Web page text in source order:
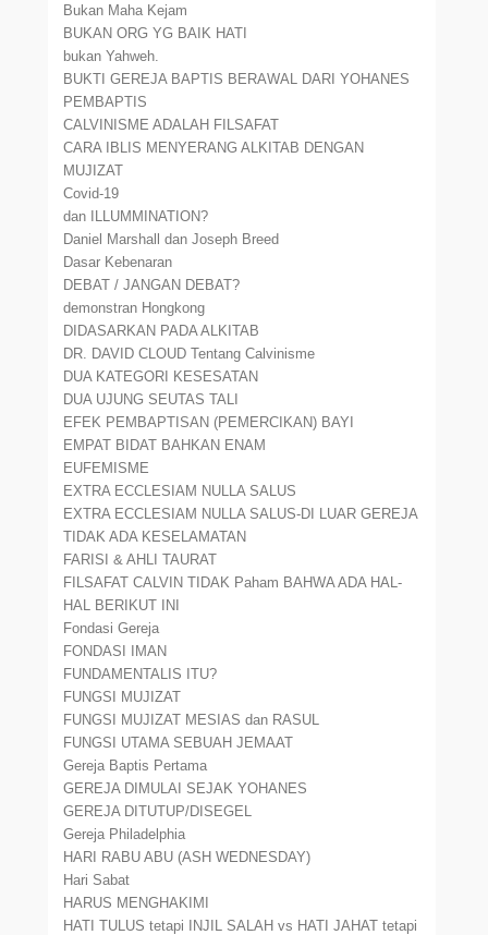
Bukan Maha Kejam
BUKAN ORG YG BAIK HATI
bukan Yahweh.
BUKTI GEREJA BAPTIS BERAWAL DARI YOHANES
PEMBAPTIS
CALVINISME ADALAH FILSAFAT
CARA IBLIS MENYERANG ALKITAB DENGAN
MUJIZAT
Covid-19
dan ILLUMMINATION?
Daniel Marshall dan Joseph Breed
Dasar Kebenaran
DEBAT / JANGAN DEBAT?
demonstran Hongkong
DIDASARKAN PADA ALKITAB
DR. DAVID CLOUD Tentang Calvinisme
DUA KATEGORI KESESATAN
DUA UJUNG SEUTAS TALI
EFEK PEMBAPTISAN (PEMERCIKAN) BAYI
EMPAT BIDAT BAHKAN ENAM
EUFEMISME
EXTRA ECCLESIAM NULLA SALUS
EXTRA ECCLESIAM NULLA SALUS-DI LUAR GEREJA
TIDAK ADA KESELAMATAN
FARISI & AHLI TAURAT
FILSAFAT CALVIN TIDAK Paham BAHWA ADA HAL-
HAL BERIKUT INI
Fondasi Gereja
FONDASI IMAN
FUNDAMENTALIS ITU?
FUNGSI MUJIZAT
FUNGSI MUJIZAT MESIAS dan RASUL
FUNGSI UTAMA SEBUAH JEMAAT
Gereja Baptis Pertama
GEREJA DIMULAI SEJAK YOHANES
GEREJA DITUTUP/DISEGEL
Gereja Philadelphia
HARI RABU ABU (ASH WEDNESDAY)
Hari Sabat
HARUS MENGHAKIMI
HATI TULUS tetapi INJIL SALAH vs HATI JAHAT tetapi